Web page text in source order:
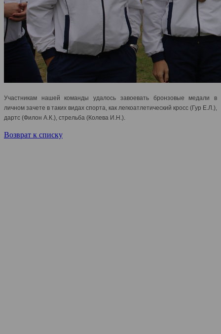
Участникам нашей команды удалось завоевать бронзовые медали в
личном зачете в таких видах спорта, как легкоатлетический кросс (Гур Е.Л.),
дартс (Филон А.К.), стрельба (Колева И.Н.).
Возврат к списку